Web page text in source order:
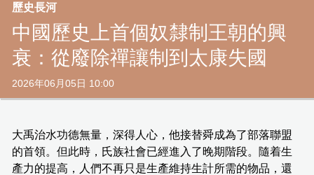
歷史長河
中國歷史上首個奴隸制王朝的興
衰：從廢除禪讓制到太康失國
2026年06月05日 10:00
大禹治水功德無量，深得人心，他接替舜成為了部落聯盟
的首領。但此時，氏族社會已經進入了晚期階段。隨着生
產力的提高，人們不再只是生產維持生計所需的物品，還